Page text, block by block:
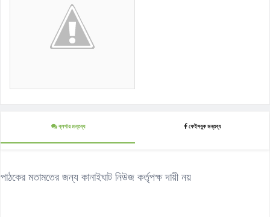
ব্লগার মন্তব্য ফেইসবুক মন্তব্য
পাঠকের মতামতের জন্য কানাইঘাট নিউজ কর্তৃপক্ষ দায়ী নয়